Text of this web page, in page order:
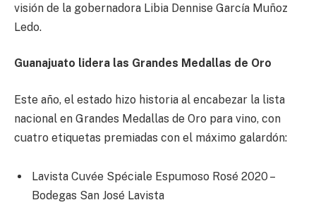
visión de la gobernadora Libia Dennise García Muñoz
Ledo.
Guanajuato lidera las Grandes Medallas de Oro
Este año, el estado hizo historia al encabezar la lista
nacional en Grandes Medallas de Oro para vino, con
cuatro etiquetas premiadas con el máximo galardón:
Lavista Cuvée Spéciale Espumoso Rosé 2020 –
Bodegas San José Lavista